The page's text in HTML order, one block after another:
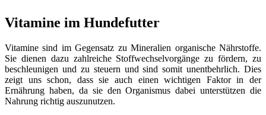
Vitamine im Hundefutter
Vitamine sind im Gegensatz zu Mineralien organische Nährstoffe.
Sie dienen dazu zahlreiche Stoffwechselvorgänge zu fördern, zu
beschleunigen und zu steuern und sind somit unentbehrlich. Dies
zeigt uns schon, dass sie auch einen wichtigen Faktor in der
Ernährung haben, da sie den Organismus dabei unterstützen die
Nahrung richtig auszunutzen.